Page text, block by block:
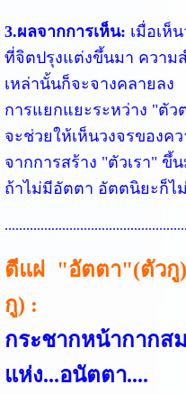
3.ผลจากการเห็น: เมื่อเห็
ที่จิตปรุงแต่งขึ้นมา ควา
เหล่านั้นก็จะจางคลายลง
การแยกแยะระหว่าง "ตั
จะช่วยให้เห็นวงจรของค
จากการสร้าง "ตัวเรา" ขึ้
ถ้าไม่มีอัตตา อัตตนิยะก็ไ
ตีแผ่ "อัตตา"(ตัว
กู) :
กระชากหน้าก
แห่ง...อนัตตา....